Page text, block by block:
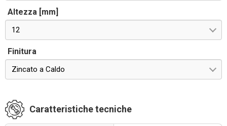
Altezza [mm]
12
Finitura
Zincato a Caldo
Caratteristiche tecniche